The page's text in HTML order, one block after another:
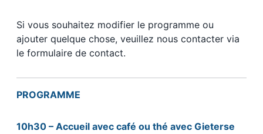
Si vous souhaitez modifier le programme ou
ajouter quelque chose, veuillez nous contacter via
le formulaire de contact.
PROGRAMME
10h30 – Accueil avec café ou thé avec Gieterse